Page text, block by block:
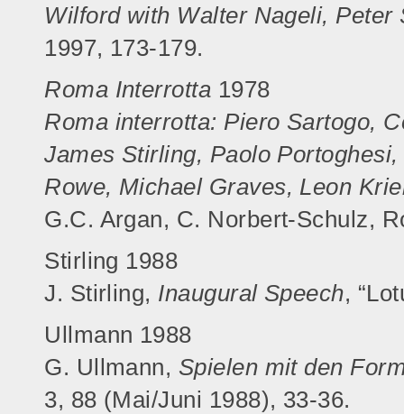
Wilford with Walter Nageli, Peter
1997, 173-179.
Roma Interrotta 1978
Roma interrotta: Piero Sartogo,
James Stirling, Paolo
Rowe, Michael Graves, Leon
G.C. Argan, C. Norbert-Schulz,
Stirling 1988
J. Stirling, Inaugural Speech,
Ullmann 1988
G. Ullmann, Spielen mit den
3, 88 (Mai/Juni 1988), 33-36.